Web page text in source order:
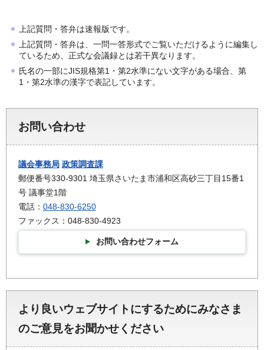
上記質問・答弁は速報版です。
上記質問・答弁は、一問一答形式でご覧いただけるように編集し
ているため、正式な会議録とは若干異なります。
氏名の一部にJIS規格第1・第2水準にない文字がある場合、第
1・第2水準の漢字で表記しています。
お問い合わせ
議会事務局 政策調査課
郵便番号330-9301 埼玉県さいたま市浦和区高砂三丁目15番1
号 議事堂1階
電話： 048-830-6250
ファックス：048-830-4923
お問い合わせフォーム
より良いウェブサイトにするためにみなさま
のご意見をお聞かせください